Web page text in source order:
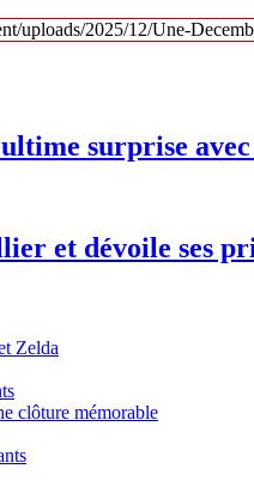
surprise
et dévoile ses
Zelda
clôture mémorable